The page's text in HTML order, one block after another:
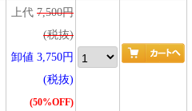
上代 7,500円
(税抜)
卸値 3,750円
(税抜)
(50%OFF)